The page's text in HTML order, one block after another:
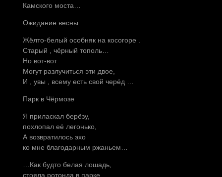
Камского моста…
Ожидание весны
Жёлто-белый особняк на косогоре .
Старый , чёрный тополь…
Но вот-вот
Могут разлучиться эти двое,
И , увы , всему есть свой черёд …
Парк в Чёрмозе
Я приласкал берёзу,
похлопал её легонько,
А возвратилось эхо
ко мне благодарным ржаньем…
…Как будто белая лошадь,
стояла ротонда в парке,